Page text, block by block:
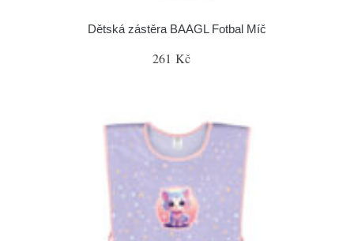
Dětská zástěra BAAGL Fotbal Míč
261 Kč